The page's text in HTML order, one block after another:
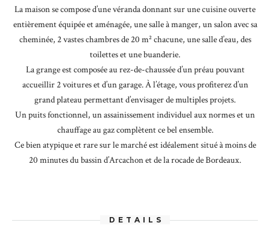
La maison se compose d’une véranda donnant sur une cuisine ouverte
entièrement équipée et aménagée, une salle à manger, un salon avec sa
cheminée, 2 vastes chambres de 20 m² chacune, une salle d’eau, des
toilettes et une buanderie.
La grange est composée au rez-de-chaussée d’un préau pouvant
accueillir 2 voitures et d’un garage. À l’étage, vous profiterez d’un
grand plateau permettant d’envisager de multiples projets.
Un puits fonctionnel, un assainissement individuel aux normes et un
chauffage au gaz complètent ce bel ensemble.
Ce bien atypique et rare sur le marché est idéalement situé à moins de
20 minutes du bassin d’Arcachon et de la rocade de Bordeaux.
DETAILS